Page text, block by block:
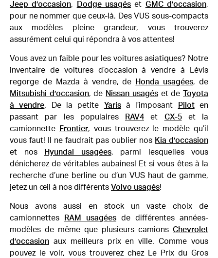
Jeep d’occasion, Dodge usagés et GMC d’occasion,
pour ne nommer que ceux-là. Des VUS sous-compacts
aux modèles pleine grandeur, vous trouverez
assurément celui qui répondra à vos attentes!
Vous avez un faible pour les voitures asiatiques? Notre
inventaire de voitures d’occasion à vendre à Lévis
regorge de Mazda à vendre, de
Honda usagées, de
Mitsubishi d’occasion, de Nissan usagéset de
Toyota
à vendre. De la petite Yarisà l’imposant Piloten
passant par les populaires
RAV4 et CX-5et la
camionnette
Frontier, vous trouverez le modèle qu’il
vous faut! Il ne faudrait pas oublier nos Kia d’occasion
et nos
Hyundai usagées, parmi lesquelles vous
dénicherez de véritables aubaines! Et si vous êtes à la
recherche d’une berline ou d’un VUS haut de gamme,
jetez un œil à nos différents Volvo usagés!
Nous avons aussi en stock un vaste choix de
camionnettes
RAM usagées de différentes années-
modèles de même que plusieurs camions Chevrolet
d’occasion aux meilleurs prix en ville. Comme vous
pouvez le voir, vous trouverez chez Le Prix du Gros